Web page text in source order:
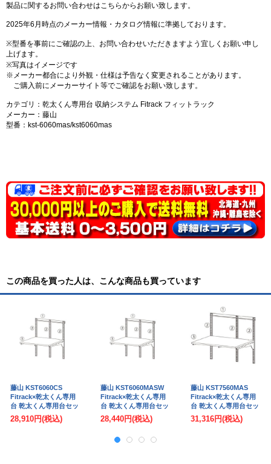
製品に関するお問い合わせはこちらからお願い致します。
2025年6月時点のメーカー情報・カタログ情報に準拠しております。
※型番を事前にご確認の上、お問い合わせいただきますよう宜しくお願い申し
上げます。
※写真はイメージです
※メーカー都合により外観・仕様は予告なく変更されることがあります。
ご購入前にメーカーサイト等でご確認をお願い致します。
カテゴリ：乾太くん専用台 収納システム Fitrack フィットラック
メーカー：藤山
型番：kst-6060mas/kst6060mas
この商品を買った人は、こんな商品も買っています
藤山 KST6060CS
Fitrack×乾太くん専用
台 乾太くん専用台セッ
ト フィットラック
W615×H700
28,910円(税込)
藤山 KST6060MASW
Fitrack×乾太くん専用
台 乾太くん専用台セッ
ト ウッドオーク フィ
ットラック
品[§]
28,440円(税込)
藤山 KST7560MAS
Fitrack×乾太くん専用
台 乾太くん専用台セッ
ト ウッドオーク フィ
ットラック
31,316円(税込)